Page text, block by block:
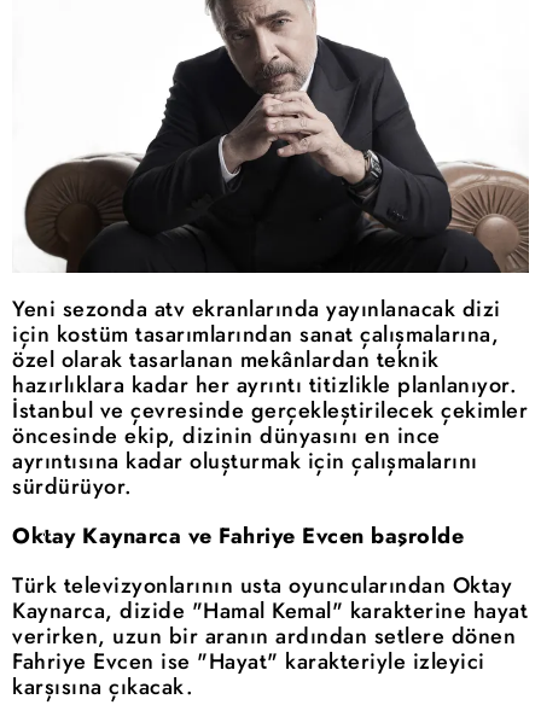
Yeni sezonda atv ekranlarında yayınlanacak dizi
için kostüm tasarımlarından sanat çalışmalarına,
özel olarak tasarlanan mekânlardan teknik
hazırlıklara kadar her ayrıntı titizlikle planlanıyor.
İstanbul ve çevresinde gerçekleştirilecek çekimler
öncesinde ekip, dizinin dünyasını en ince
ayrıntısına kadar oluşturmak için çalışmalarını
sürdürüyor.
Oktay Kaynarca ve Fahriye Evcen başrolde
Türk televizyonlarının usta oyuncularından Oktay
Kaynarca, dizide "Hamal Kemal" karakterine hayat
verirken, uzun bir aranın ardından setlere dönen
Fahriye Evcen ise "Hayat" karakteriyle izleyici
karşısına çıkacak.